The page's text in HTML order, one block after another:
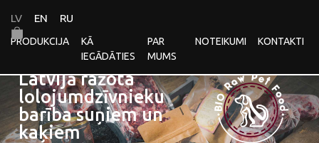
PRODUKCIJA
KĀ
IEGĀDĀTIES
PAR
MUMS
NOTEIKUMI KONTAKTI
LV EN RU
Latvijā ražota
lolojumdzīvnieku
barība suņiem un
kaķiem